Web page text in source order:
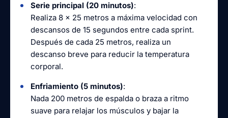
Serie principal (20 minutos):
Realiza 8 x 25 metros a máxima velocidad con
descansos de 15 segundos entre cada sprint.
Después de cada 25 metros, realiza un
descanso breve para reducir la temperatura
corporal.
Enfriamiento (5 minutos):
Nada 200 metros de espalda o braza a ritmo
suave para relajar los músculos y bajar la